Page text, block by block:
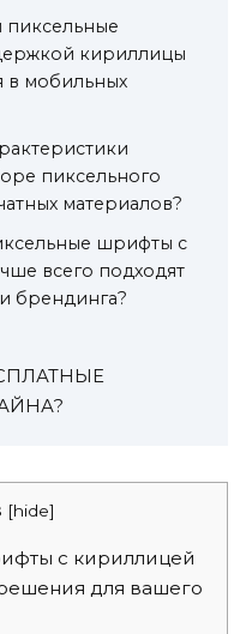
пиксельные
кириллицы
в мобильных
пиксельного
материалов?
шрифты с
всего подходят
брендинга?
[hide]
с кириллицей
для вашего